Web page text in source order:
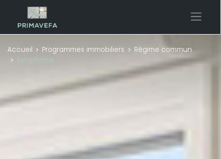
Accueil Programmes immobiliers
Régime commun
Symphonie